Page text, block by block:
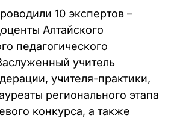
10 экспертов –
Алтайского
педагогического
учитель
учителя-практики,
регионального этапа
конкурса, а также